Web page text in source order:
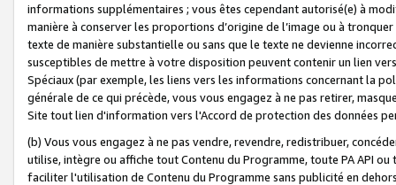
informations supplémentaires ; vous êtes cependant autorisé(e) à
manière à conserver les proportions d’origine de l’image ou à
texte de manière substantielle ou sans que le texte ne devienne
susceptibles de mettre à votre disposition peuvent contenir un lien
Spéciaux (par exemple, les liens vers les informations concernant la
générale de ce qui précède, vous vous engagez à ne pas retirer,
Site tout lien d'information vers l'Accord de protection des données
(b) Vous vous engagez à ne pas vendre, revendre, redistribuer,
utilise, intègre ou affiche tout Contenu du Programme, toute PA API
faciliter l'utilisation de Contenu du Programme sans publicité en